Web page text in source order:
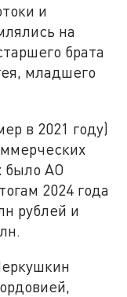
и
на
брата
младшего
в 2021 году)
было АО
2024 года
рублей и